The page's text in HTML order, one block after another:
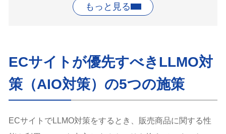
4.決済で重視されるE-E-A-T（とくに信頼性）を強化
1.商品購入を示すキーワード
H2.商品の種類や商品名
3.商品の機能や性能
ECサイトのLLMO対策の成功事例【東京SEOメーカーの
ECサイトが優先すべきLLMO対
策（AIO対策）の5つの施策
ECサイトでLLMO対策をするとき、販売商品に関する性